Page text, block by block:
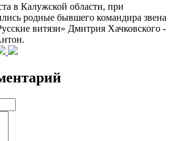
в Калужской области, при
родные бывшего командира звена
витязи» Дмитрия Хачковского -